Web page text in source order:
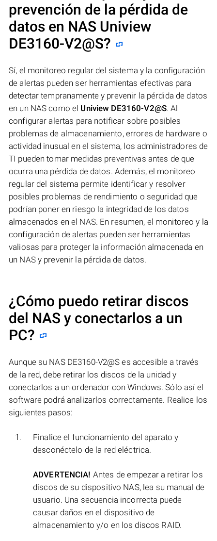
prevención de la pérdida de
datos en NAS Uniview
DE3160-V2@S?
Sí, el monitoreo regular del sistema y la configuración
de alertas pueden ser herramientas efectivas para
detectar tempranamente y prevenir la pérdida de datos
en un NAS como el Uniview DE3160-V2@S. Al
configurar alertas para notificar sobre posibles
problemas de almacenamiento, errores de hardware o
actividad inusual en el sistema, los administradores de
TI pueden tomar medidas preventivas antes de que
ocurra una pérdida de datos. Además, el monitoreo
regular del sistema permite identificar y resolver
posibles problemas de rendimiento o seguridad que
podrían poner en riesgo la integridad de los datos
almacenados en el NAS. En resumen, el monitoreo y la
configuración de alertas pueden ser herramientas
valiosas para proteger la información almacenada en
un NAS y prevenir la pérdida de datos.
¿Cómo puedo retirar discos
del NAS y conectarlos a un
PC?
Aunque su NAS DE3160-V2@S es accesible a través
de la red, debe retirar los discos de la unidad y
conectarlos a un ordenador con Windows. Sólo así el
software podrá analizarlos correctamente. Realice los
siguientes pasos:
Finalice el funcionamiento del aparato y
desconéctelo de la red eléctrica.
ADVERTENCIA! Antes de empezar a retirar los
discos de su dispositivo NAS, lea su manual de
usuario. Una secuencia incorrecta puede
causar daños en el dispositivo de
almacenamiento y/o en los discos RAID.